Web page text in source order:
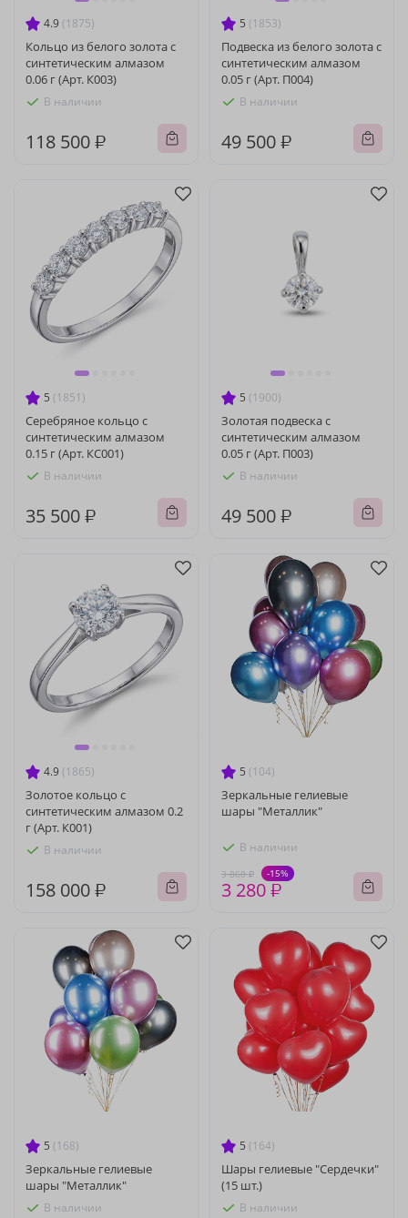
4.9 (1875)
Кольцо из белого золота с
синтетическим алмазом
0.06 г (Арт. К003)
В наличии
118 500 ₽
5 (1853)
Подвеска из белого золота с
синтетическим алмазом
0.05 г (Арт. П004)
В наличии
49 500 ₽
5 (1851)
Серебряное кольцо с
синтетическим алмазом
0.15 г (Арт. КС001)
В наличии
35 500 ₽
5 (1900)
Золотая подвеска с
синтетическим алмазом
0.05 г (Арт. П003)
В наличии
49 500 ₽
4.9 (1865)
Золотое кольцо с
синтетическим алмазом 0.2
г (Арт. К001)
В наличии
158 000 ₽
5 (104)
Зеркальные гелиевые
шары "Металлик"
В наличии
3 860 ₽ -15%
3 280 ₽
5 (168)
Зеркальные гелиевые
шары "Металлик"
В наличии
5 (164)
Шары гелиевые "Сердечки"
(15 шт.)
В наличии